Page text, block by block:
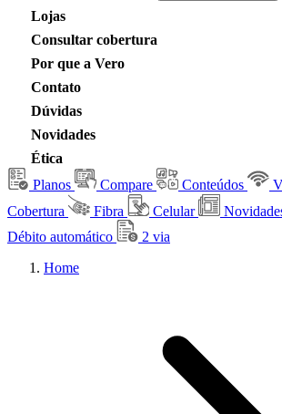
Lojas
Consultar cobertura
Por que a Vero
Contato
Dúvidas
Novidades
Ética
Planos
Compare Conteúdos
Cobertura
Fibra Celular
Débito automático
2 via
Home